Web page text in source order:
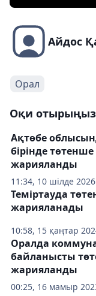
Айдос
Орал
Оқи отырыңыз
11:34, 10 шілде 2026
Ақтөбе
бірінде
жарияланды
10:58, 15 қаңтар
Теміртауда
жарияланады
00:25, 16 мамыр
Оралда
байланысты
жарияланды